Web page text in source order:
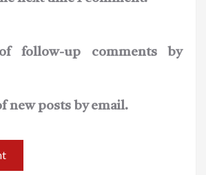
follow-up comments by
new posts by email.